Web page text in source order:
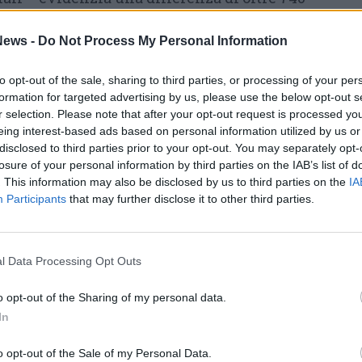
- Do Not Process My Personal Information
opt-out of the sale, sharing to third parties, or processing of your
for targeted advertising by us, please use the below opt-out
selection. Please note that after your opt-out request is processed
interest-based ads based on personal information utilized by us
to third parties prior to your opt-out. You may separately
of your personal information by third parties on the IAB’s list of
This information may also be disclosed by us to third parties on the
Participants that may further disclose it to other third parties.
Data Processing Opt Outs
opt-out of the Sharing of my personal data.
opt-out of the Sale of my Personal Data.
mensile stimato raggiunge infatti i
gli 834 euro di Catania. La voce più
circa 825 euro per un
di Milano contro 400 euro nel
sopravvivere al caro-affitti molti
a spostarsi sempre più lontano dal centro
della provincia. Ma non sempre
aggiunge il sindacalista.
anche sul funzionamento delle
nel reperire supplenti durante l’anno
di tutti. Attraverso gli interpelli regionali
docenti privi della specifica abilitazione o
con inevitabili ricadute sulla continuità
soprattutto sul sostegno